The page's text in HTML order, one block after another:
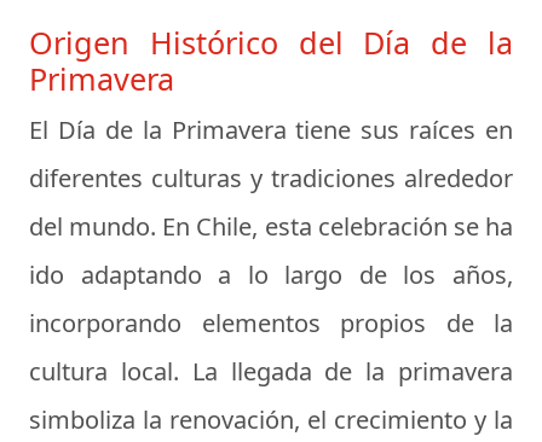
Origen Histórico del Día de la
Primavera
El Día de la Primavera tiene sus raíces en
diferentes culturas y tradiciones alrededor
del mundo. En Chile, esta celebración se ha
ido adaptando a lo largo de los años,
incorporando elementos propios de la
cultura local. La llegada de la primavera
simboliza la renovación, el crecimiento y la